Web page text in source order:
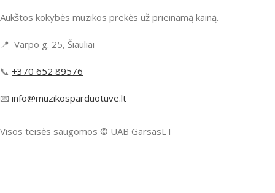
Aukštos kokybės muzikos prekės už prieinamą kainą.
📍 Varpo g. 25, Šiauliai
📞 +370 652 89576
📧 info@muzikosparduotuve.lt
Visos teisės saugomos ©️ UAB GarsasLT